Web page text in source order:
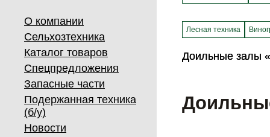
О компании
Сельхозтехника
Каталог товаров
Спецпредложения
Запасные части
Подержанная техника
(б/у)
Новости
Лесная техника
Доильные залы
Доильные залы